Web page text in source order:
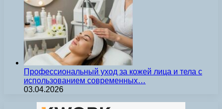
Профессиональный уход за кожей лица и тела с
использованием современных…
03.04.2026